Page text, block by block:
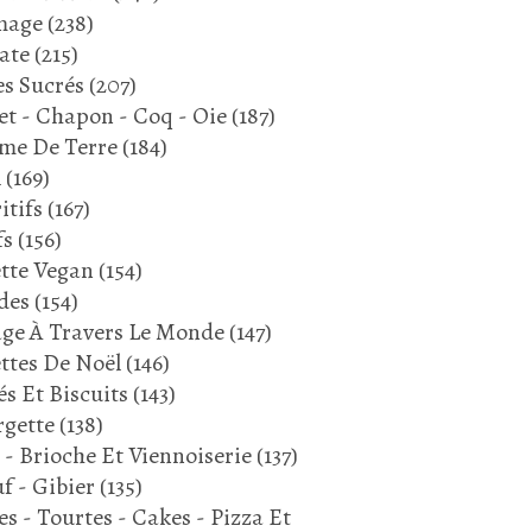
(238)
(215)
Sucrés (207)
- Chapon - Coq - Oie(187)
De Terre(184)
(169)
(167)
(156)
Vegan (154)
(154)
À Travers Le Monde(147)
De Noël(146)
Et Biscuits (143)
(138)
Brioche Et Viennoiserie(137)
- Gibier (135)
- Tourtes - Cakes - Pizza Et